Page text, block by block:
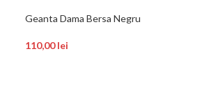
Geanta Dama Bersa Negru
110,00lei